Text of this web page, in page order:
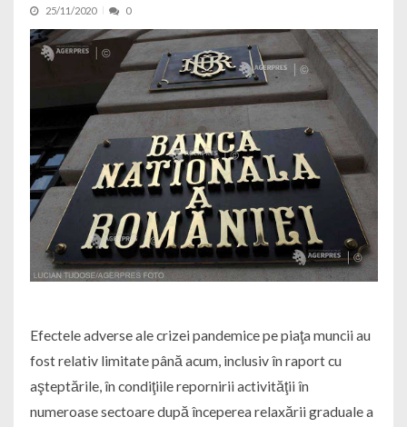
25/11/2020 0
Efectele adverse ale crizei pandemice pe piaţa muncii au
fost relativ limitate până acum, inclusiv în raport cu
aşteptările, în condiţiile repornirii activităţii în
numeroase sectoare după începerea relaxării graduale a